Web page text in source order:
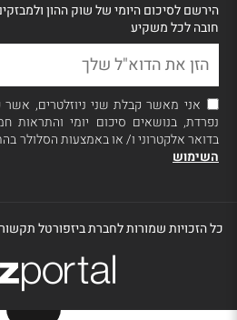
הירשם לסיכום היומי של שוק ההון
חובה לכל משקיע
אני מאשר קבלת שני ניוזלטרים,
נפרדת, בנושאים סיכום יומי והתראות
בדואר אלקטרוני ו/ או באמצעות הסלולר
השימוש
כל הזכויות שמורות לחברת ביזפורטל